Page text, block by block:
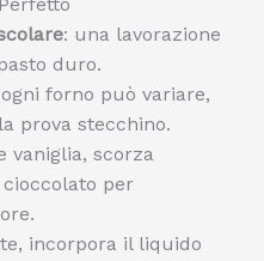
: una lavorazione
duro.
forno può variare,
prova stecchino.
vaniglia, scorza
cioccolato per
incorpora il liquido